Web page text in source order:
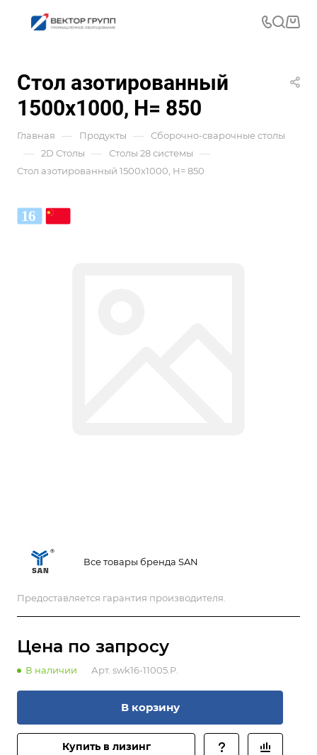
Стол азотированный
1500x1000, Н= 850
Главная — Продукты — Сборочно-сварочные столы
— 2D Столы — Столы 28 системы —
Стол азотированный 1500x1000, Н= 850
Все товары бренда SAN
Предоставляется гарантия производителя.
Цена по запросу
В наличии Арт. swk16-11005.P.
В корзину
Купить в лизинг